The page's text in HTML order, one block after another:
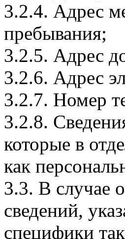
3.2.4. Адрес
пребывания;
3.2.5. Адрес
3.2.6. Адрес
3.2.7. Номер
3.2.8.
которые в
как
3.3. В случае
сведений,
специфики